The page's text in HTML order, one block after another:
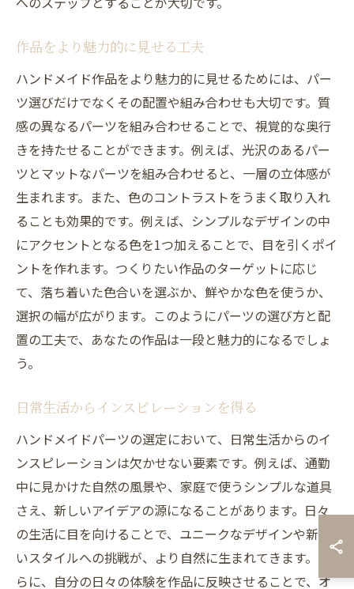
作品をより魅力的に見せる工夫
ハンドメイド作品をより魅力的に見せるためには、パー
ツ選びだけでなくその配置や組み合わせも大切です。質
感の異なるパーツを組み合わせることで、視覚的な奥行
きを持たせることができます。例えば、光沢のあるパー
ツとマットなパーツを組み合わせると、一層の立体感が
生まれます。また、色のコントラストをうまく取り入れ
ることも効果的です。例えば、シンプルなデザインの中
にアクセントとなる色を1つ加えることで、目を引くポイ
ントを作れます。つくりたい作品のターゲットに応じ
て、落ち着いた色合いを選ぶか、鮮やかな色を使うか、
選択の幅が広がります。このようにパーツの選び方と配
置の工夫で、あなたの作品は一段と魅力的になるでしょ
う。
日常生活からインスピレーションを得る
ハンドメイドパーツの選定において、日常生活からのイ
ンスピレーションは欠かせない要素です。例えば、通勤
中に見かけた自然の風景や、家庭で使うシンプルな道具
さえ、新しいアイデアの源になることがあります。日々
の生活に目を向けることで、ユニークなデザインや新し
いスタイルへの挑戦が、より自然に生まれてきます。さ
らに、自分の日々の体験を作品に反映させることで、オ